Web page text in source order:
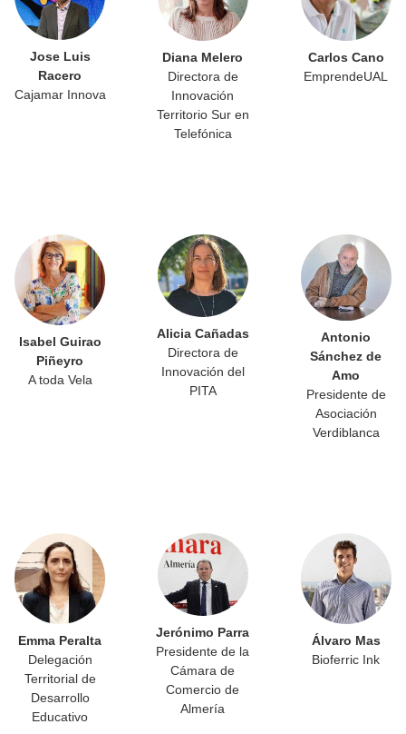
Jose Luis
Racero
Cajamar Innova
Diana Melero
Directora de
Innovación
Territorio Sur en
Telefónica
Carlos Cano
EmprendeUAL
Isabel Guirao
Piñeyro
A toda Vela
Alicia Cañadas
Directora de
Innovación del
PITA
Antonio
Sánchez de
Amo
Presidente de
Asociación
Verdiblanca
Emma Peralta
Delegación
Territorial de
Desarrollo
Educativo
Jerónimo Parra
Presidente de la
Cámara de
Comercio de
Almería
Álvaro Mas
Bioferric Ink